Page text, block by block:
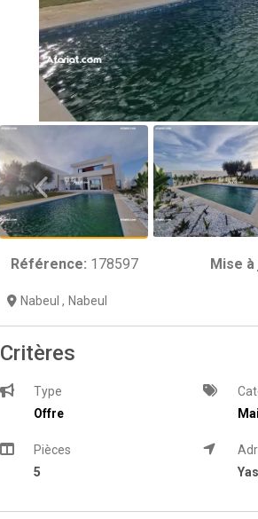
Référence: 178597 Mise
Nabeul , Nabeul
Critères
Type
Offre
Pièces
5